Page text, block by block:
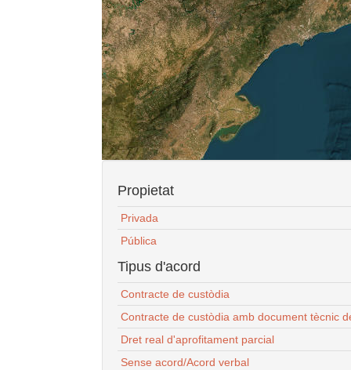
Propietat
Privada
Pública
Tipus d'acord
Contracte de custòdia
Contracte de custòdia amb document tècnic
Dret real d'aprofitament parcial
Sense acord/Acord verbal